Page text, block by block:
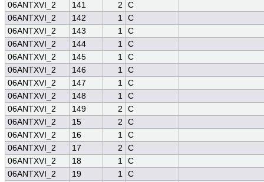
06ANTXVI_2
141 2
C
06ANTXVI_2
142 1 C
06ANTXVI_2
143 1 C
06ANTXVI_2
144 1 C
06ANTXVI_2
145 1 C
06ANTXVI_2
146 1 C
06ANTXVI_2
147 1 C
06ANTXVI_2
148 1 C
06ANTXVI_2
149 2
C
06ANTXVI_2
15 2
C
06ANTXVI_2
16 1 C
06ANTXVI_2
17 2
C
06ANTXVI_2
18 1 C
06ANTXVI_2
19 1 C